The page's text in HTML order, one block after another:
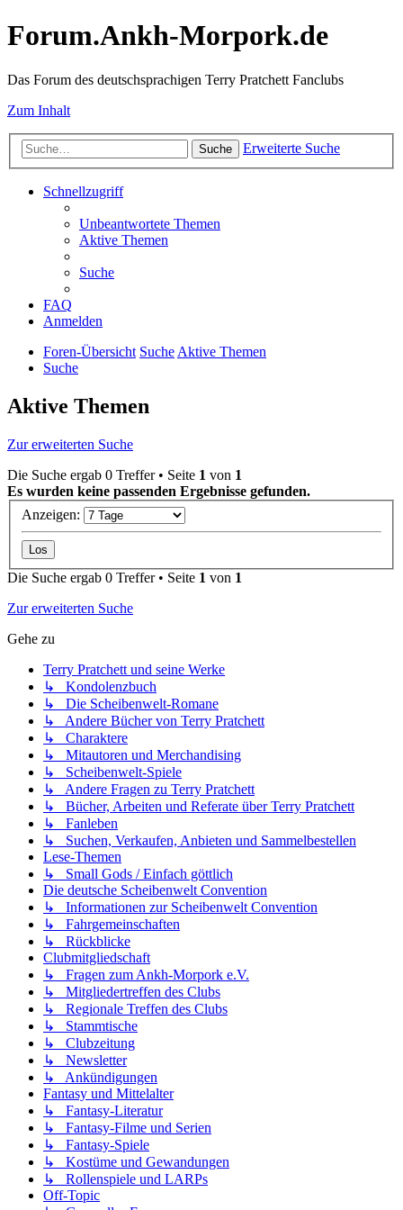
Forum.Ankh-Morpork.de
Das Forum des deutschsprachigen Terry Pratchett Fanclubs
Zum Inhalt
Suche Erweiterte Suche
Schnellzugriff
Unbeantwortete Themen
Aktive Themen
Suche
FAQ
Anmelden
Foren-Übersicht SucheAktive Themen
Suche
Aktive Themen
Zur erweiterten Suche
Die Suche ergab 0 Treffer • Seite 1 von 1
Es wurden keine passenden Ergebnisse gefunden.
Anzeigen:
Die Suche ergab 0 Treffer • Seite 1 von 1
Zur erweiterten Suche
Gehe zu
Terry Pratchett und seine Werke
↳ Kondolenzbuch
↳ Die Scheibenwelt-Romane
↳ Andere Bücher von Terry Pratchett
↳ Charaktere
↳ Mitautoren und Merchandising
↳ Scheibenwelt-Spiele
↳ Andere Fragen zu Terry Pratchett
↳ Bücher, Arbeiten und Referate über Terry Pratchett
↳ Fanleben
↳ Suchen, Verkaufen, Anbieten und Sammelbestellen
Lese-Themen
↳ Small Gods / Einfach göttlich
Die deutsche Scheibenwelt Convention
↳ Informationen zur Scheibenwelt Convention
↳ Fahrgemeinschaften
↳ Rückblicke
Clubmitgliedschaft
↳ Fragen zum Ankh-Morpork e.V.
↳ Mitgliedertreffen des Clubs
↳ Regionale Treffen des Clubs
↳ Stammtische
↳ Clubzeitung
↳ Newsletter
↳ Ankündigungen
Fantasy und Mittelalter
↳ Fantasy-Literatur
↳ Fantasy-Filme und Serien
↳ Fantasy-Spiele
↳ Kostüme und Gewandungen
↳ Rollenspiele und LARPs
Off-Topic